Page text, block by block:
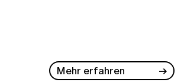
Mehr erfahren